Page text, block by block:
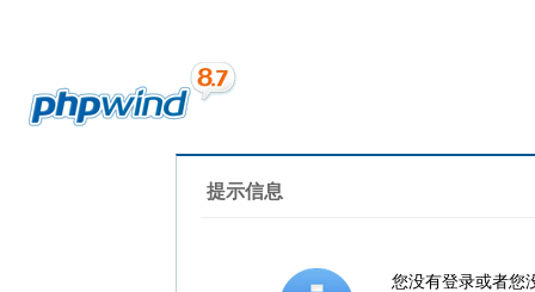
提示信息
您没有登录或者您